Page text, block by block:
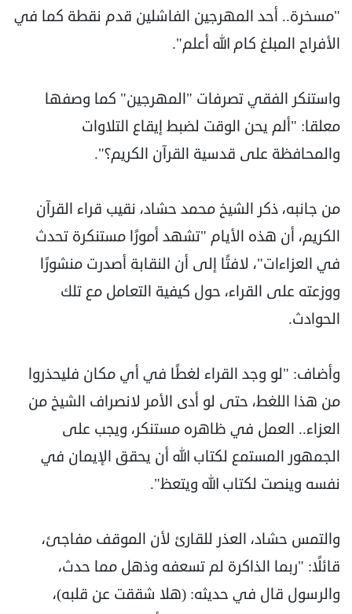
"مسخرة.. أحد المهرجين الفاشلين قدم نقطة كما في
الأفراح المبلغ كام الله أعلم".
واستنكر الفقي تصرفات "المهرجين" كما وصفها
معلقا: "ألم يحن الوقت لضبط إيقاع التلاوات
والمحافظة على قدسية القرآن الكريم؟".
من جانبه، ذكر الشيخ محمد حشاد، نقيب قراء القرآن
الكريم، أن هذه الأيام "تشهد أمورًا مستنكرة تحدث
في العزاءات"، لافتًا إلى أن النقابة أصدرت منشورًا
ووزعته على القراء، حول كيفية التعامل مع تلك
الحوادث.
وأضاف: "لو وجد القراء لغطًا في أي مكان فليحذروا
من هذا اللغط، حتى لو أدى الأمر لانصراف الشيخ من
العزاء.. العمل في ظاهره مستنكر، ويجب على
الجمهور المستمع لكتاب الله أن يحقق الإيمان في
نفسه وينصت لكتاب الله ويتعظ".
والتمس حشاد، العذر للقارئ لأن الموقف مفاجئ،
قائلًا: "ربما الذاكرة لم تسعفه وذهل مما حدث،
والرسول قال في حديثه: (هلا شققت عن قلبه)،